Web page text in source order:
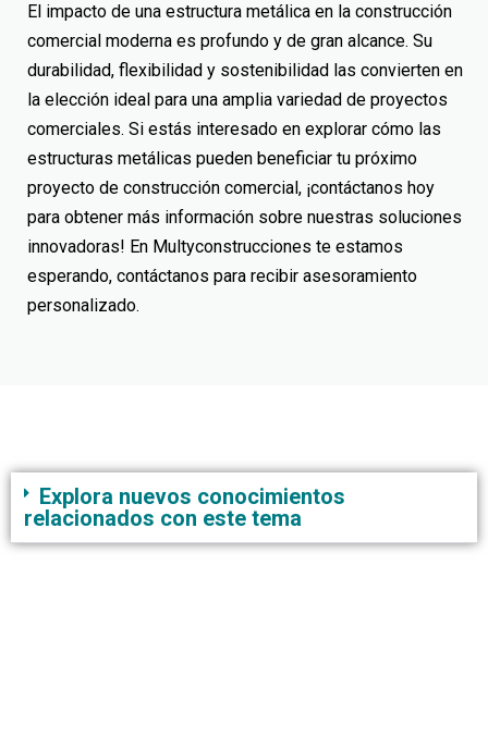
El impacto de una estructura metálica en la construcción
comercial moderna es profundo y de gran alcance. Su
durabilidad, flexibilidad y sostenibilidad las convierten en
la elección ideal para una amplia variedad de proyectos
comerciales. Si estás interesado en explorar cómo las
estructuras metálicas pueden beneficiar tu próximo
proyecto de construcción comercial, ¡contáctanos hoy
para obtener más información sobre nuestras soluciones
innovadoras! En Multyconstrucciones te estamos
esperando, contáctanos para recibir asesoramiento
personalizado.
Explora nuevos conocimientos
relacionados con este tema